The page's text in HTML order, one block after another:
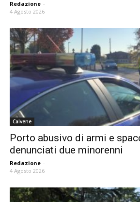
Redazione -
4 Agosto 2026
Calvene
Porto abusivo di armi e
denunciati due minorenni
Redazione -
4 Agosto 2026